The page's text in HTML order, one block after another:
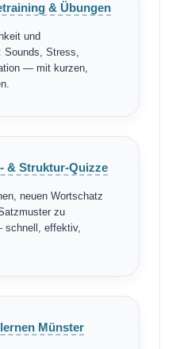
& Übungen
und
Sounds, Stress,
— mit kurzen,
& Struktur-Quizze
neuen Wortschatz
zu
effektiv,
Münster